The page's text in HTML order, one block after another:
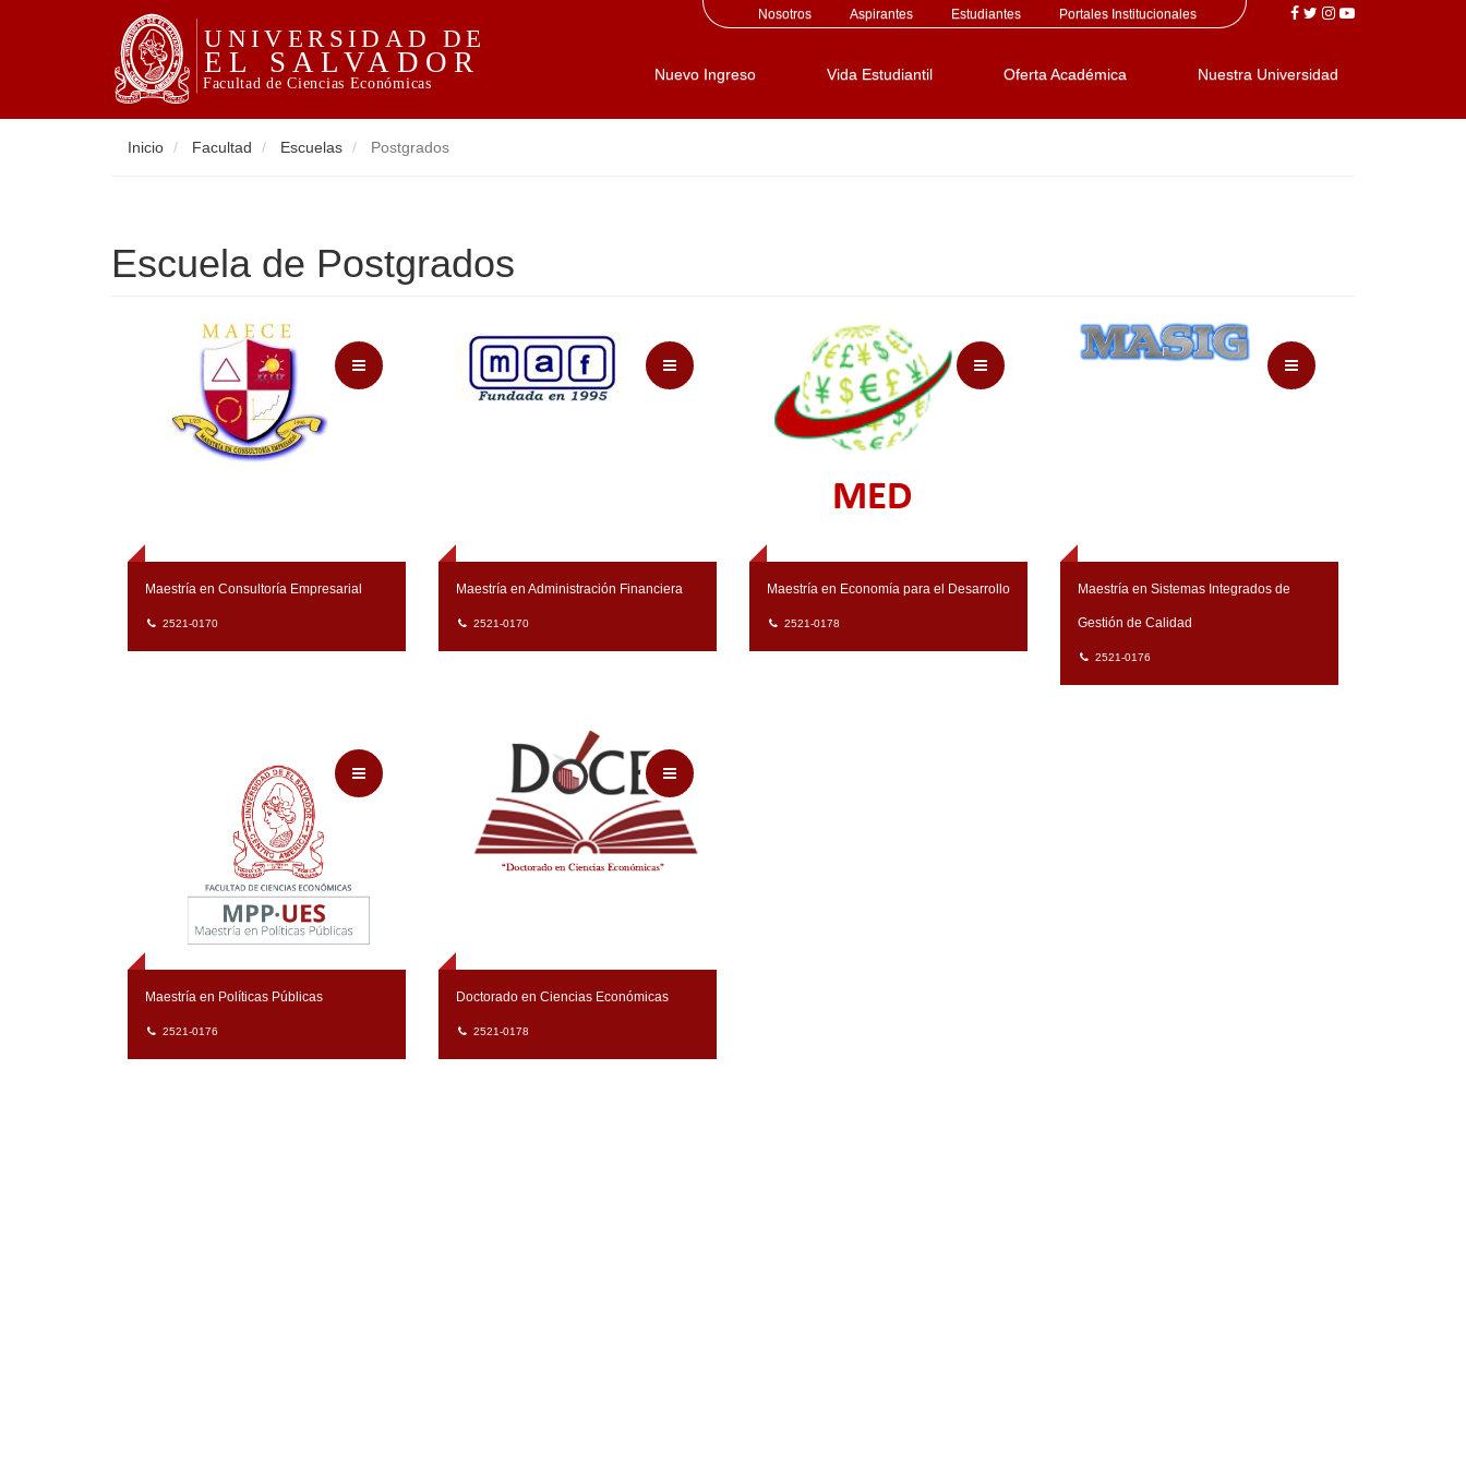
Nosotros Aspirantes Estudiantes Portales Institucionales
Nuevo Ingreso Vida Estudiantil Oferta Académica Nuestra Universidad
Inicio Facultad Escuelas Postgrados
Escuela de Postgrados
Maestría en Consultoría Empresarial
2521-0170
Maestría en Administración Financiera
2521-0170
Maestría en Economía para el Desarrollo
2521-0178
Maestría en Sistemas Integrados de
Gestión de Calidad
2521-0176
Maestría en Políticas Públicas
2521-0176
Doctorado en Ciencias Económicas
2521-0178